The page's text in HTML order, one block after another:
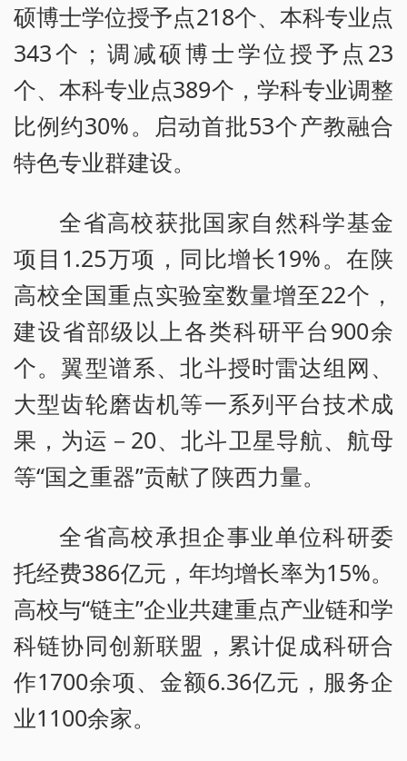
硕博士学位授予点218个、本科专业点
343个；调减硕博士学位授予点23
个、本科专业点389个，学科专业调整
比例约30%。启动首批53个产教融合
特色专业群建设。
全省高校获批国家自然科学基金
项目1.25万项，同比增长19%。在陕
高校全国重点实验室数量增至22个，
建设省部级以上各类科研平台900余
个。翼型谱系、北斗授时雷达组网、
大型齿轮磨齿机等一系列平台技术成
果，为运－20、北斗卫星导航、航母
等“国之重器”贡献了陕西力量。
全省高校承担企事业单位科研委
托经费386亿元，年均增长率为15%。
高校与“链主”企业共建重点产业链和学
科链协同创新联盟，累计促成科研合
作1700余项、金额6.36亿元，服务企
业1100余家。